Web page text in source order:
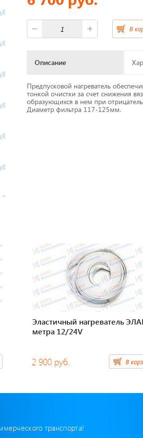
Короба для тахографов
Бумага для тахографа
В
Описание
Предпусковой нагреватель
тонкой очистки за счет снижения
образующихся в нем при
Диаметр фильтра 117-125мм.
Эластичный нагреватель
метра 12/24V
2 900 руб. В
транспорта!